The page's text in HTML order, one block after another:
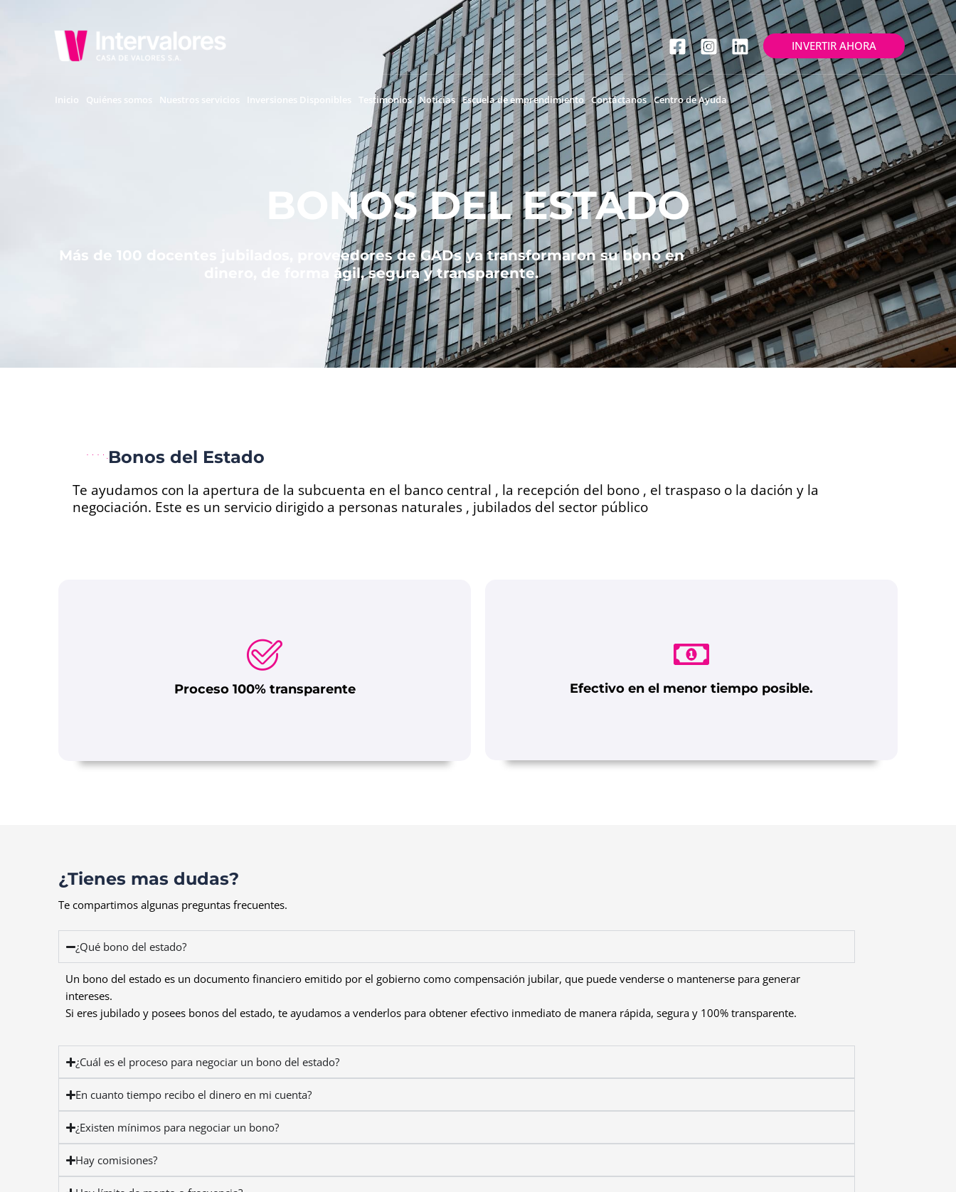
INVERTIR AHORA
Inicio Quiénes somos Nuestros servicios Inversiones Disponibles Testimonios Noticias Escuela de emprendimiento Contáctanos Centro de Ayuda
BONOS DEL ESTADO
Más de 100 docentes jubilados, proveedores de GADs ya transformaron su bono en
dinero, de forma ágil, segura y transparente.
Bonos del Estado
Te ayudamos con la apertura de la subcuenta en el banco central , la recepción del bono , el traspaso o la dación y la
negociación. Este es un servicio dirigido a personas naturales , jubilados del sector público
Proceso 100% transparente Efectivo en el menor tiempo posible.
¿Tienes mas dudas?
Te compartimos algunas preguntas frecuentes.
¿Qué bono del estado?
Un bono del estado es un documento financiero emitido por el gobierno como compensación jubilar, que puede venderse o mantenerse para generar
intereses.
Si eres jubilado y posees bonos del estado, te ayudamos a venderlos para obtener efectivo inmediato de manera rápida, segura y 100% transparente.
¿Cuál es el proceso para negociar un bono del estado?
En cuanto tiempo recibo el dinero en mi cuenta?
¿Existen mínimos para negociar un bono?
Hay comisiones?